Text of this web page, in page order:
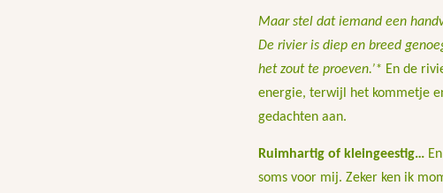
Maar stel dat iemand een
De rivier is diep en breed
het zout te proeven.’* En de
energie, terwijl het kommetje
gedachten aan.
Ruimhartig of kleingeestig…
soms voor mij. Zeker ken ik